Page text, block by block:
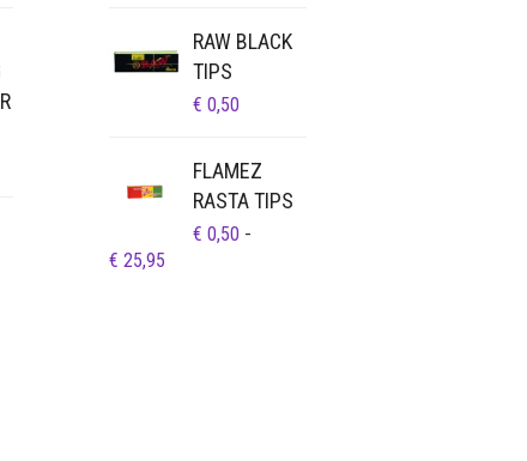
RAW BLACK
TIPS
€ 0,50
FLAMEZ
RASTA TIPS
€ 0,50 -
€ 25,95